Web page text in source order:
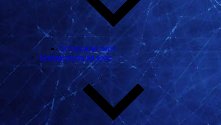
Осторожно змеи
Безопасность на воде